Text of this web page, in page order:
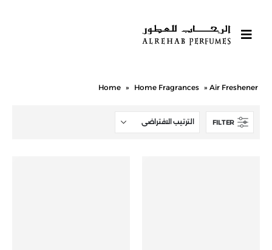
Home » Home Fragrances »Air Freshener
FILTER